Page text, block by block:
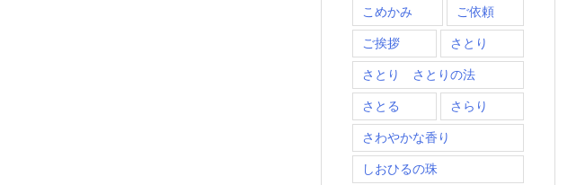
こめかみ ご依頼
ご挨拶 さとり
さとり さとりの法
さとる さらり
さわやかな香り
しおひるの珠